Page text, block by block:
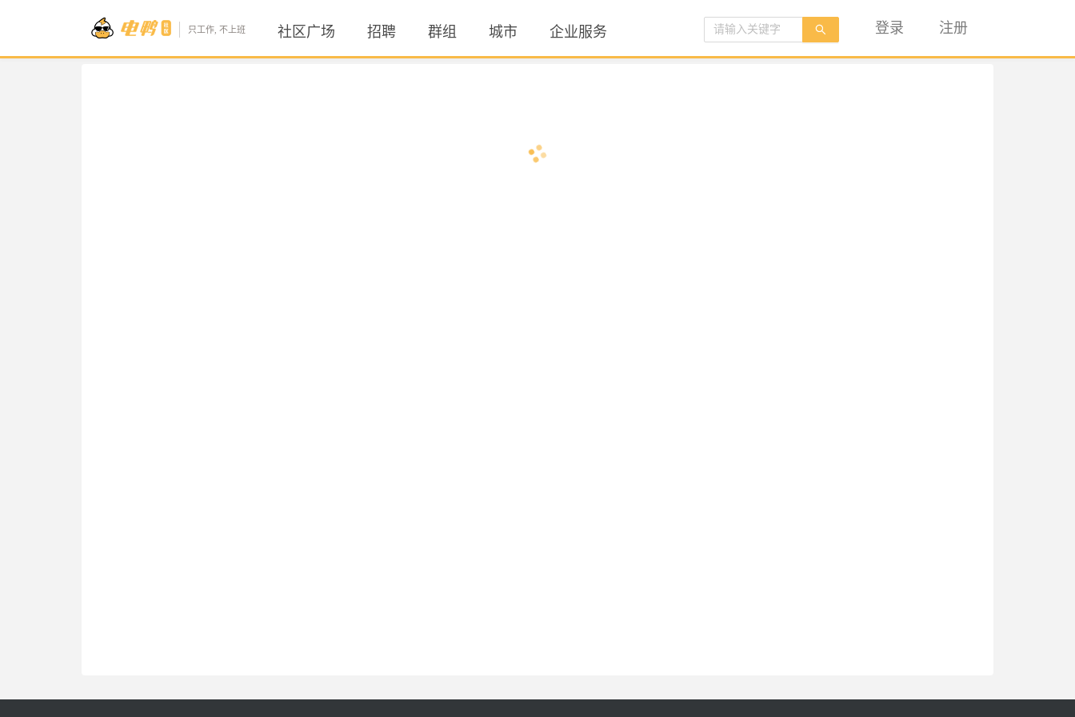
只工作, 不上班 社区广场 招聘 群组 城市 企业服务 登录 注册